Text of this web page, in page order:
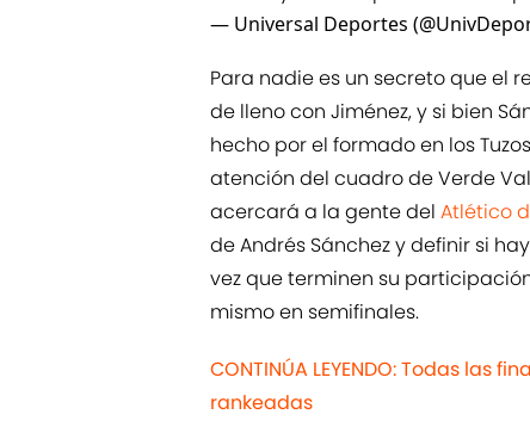
— Universal Deportes
Para nadie es un secreto que el
de lleno con Jiménez, y si bien
hecho por el formado en los
atención del cuadro de Verde
acercará a la gente del Atlético
de Andrés Sánchez y definir si
vez que terminen su
mismo en semifinales.
CONTINÚA LEYENDO: Todas las
rankeadas